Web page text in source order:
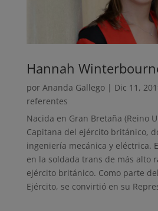
Hannah
por Ananda Gallego| Dic 11,
referentes
Nacida en Gran Bretaña (Reino
Capitana del ejército británico,
ingeniería mecánica y eléctrica.
en la soldada trans de más alto
ejército británico. Como parte
Ejército, se convirtió en su